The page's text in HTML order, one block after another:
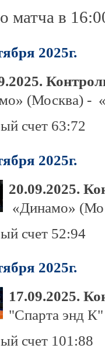
матча в
2025г.
(Москва) -
счет 63:72
2025г.
20.09.2025.
«Динамо»
счет 52:94
2025г.
17.09.2025.
"Спарта энд
счет 101:88